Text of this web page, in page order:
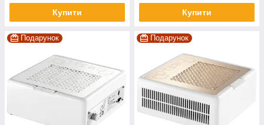
Купити Купити
Подарунок Подарунок